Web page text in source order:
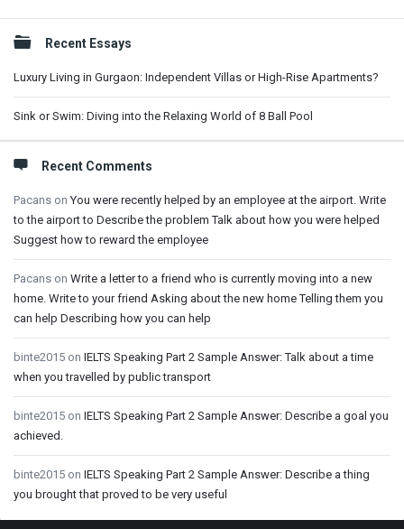
Sidebar
Recent Essays
Luxury Living in Gurgaon: Independent Villas or High-Rise Apartments?
Sink or Swim: Diving into the Relaxing World of 8 Ball Pool
Recent Comments
Pacans onYou were recently helped by an employee at the airport. Write
to the airport to Describe the problem Talk about how you were helped
Suggest how to reward the employee
Pacans on Write a letter to a friend who is currently moving into a new
home. Write to your friend Asking about the new home Telling them you
can help Describing how you can help
binte2015 on IELTS Speaking Part 2 Sample Answer: Talk about a time
when you travelled by public transport
binte2015 on IELTS Speaking Part 2 Sample Answer: Describe a goal you
achieved.
binte2015 on IELTS Speaking Part 2 Sample Answer: Describe a thing
you brought that proved to be very useful